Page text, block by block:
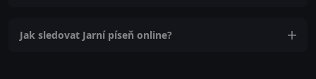
Jak sledovat Jarní píseň online?